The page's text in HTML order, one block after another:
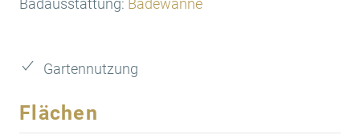
Badausstattung: Badewanne
Gartennutzung
Flächen